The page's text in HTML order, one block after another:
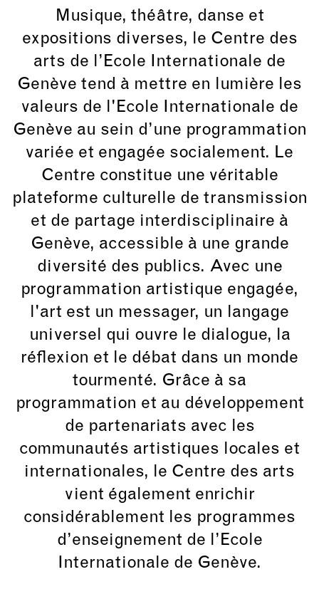
Musique, théâtre, danse et
expositions diverses, le Centre des
arts de l’Ecole Internationale de
Genève tend à mettre en lumière les
valeurs de l'Ecole Internationale de
Genève au sein d’une programmation
variée et engagée socialement. Le
Centre constitue une véritable
plateforme culturelle de transmission
et de partage interdisciplinaire à
Genève, accessible à une grande
diversité des publics. Avec une
programmation artistique engagée,
l'art est un messager, un langage
universel qui ouvre le dialogue, la
réflexion et le débat dans un monde
tourmenté. Grâce à sa
programmation et au développement
de partenariats avec les
communautés artistiques locales et
internationales, le Centre des arts
vient également enrichir
considérablement les programmes
d’enseignement de l’Ecole
Internationale de Genève.